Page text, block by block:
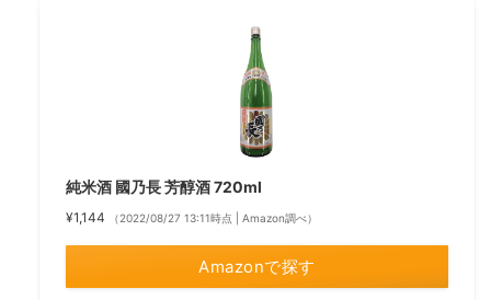
純米酒 國乃長 芳醇酒 720ml
¥1,144 （2022/08/27 13:11時点 | Amazon調べ）
Amazonで探す